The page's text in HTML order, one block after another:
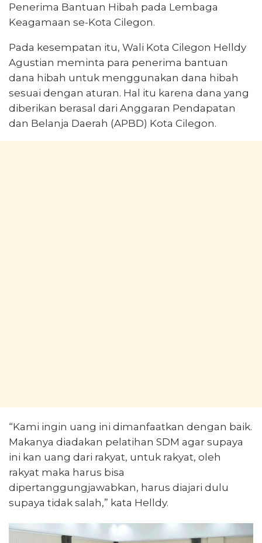
Penerima Bantuan Hibah pada Lembaga
Keagamaan se-Kota Cilegon.
Pada kesempatan itu, Wali Kota Cilegon Helldy
Agustian meminta para penerima bantuan
dana hibah untuk menggunakan dana hibah
sesuai dengan aturan. Hal itu karena dana yang
diberikan berasal dari Anggaran Pendapatan
dan Belanja Daerah (APBD) Kota Cilegon.
“Kami ingin uang ini dimanfaatkan dengan baik.
Makanya diadakan pelatihan SDM agar supaya
ini kan uang dari rakyat, untuk rakyat, oleh
rakyat maka harus bisa
dipertanggungjawabkan, harus diajari dulu
supaya tidak salah,” kata Helldy.